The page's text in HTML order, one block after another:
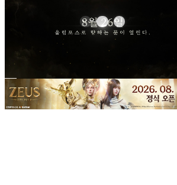
‘캥거루족’은 비단 우리 사회에만 있는
용어의 차이만 있을 뿐 전 세계에 다양
영국에서는 부모의 퇴직연금을 축내는
이렇듯 부모에게 빌붙어 사는 철없는 젊